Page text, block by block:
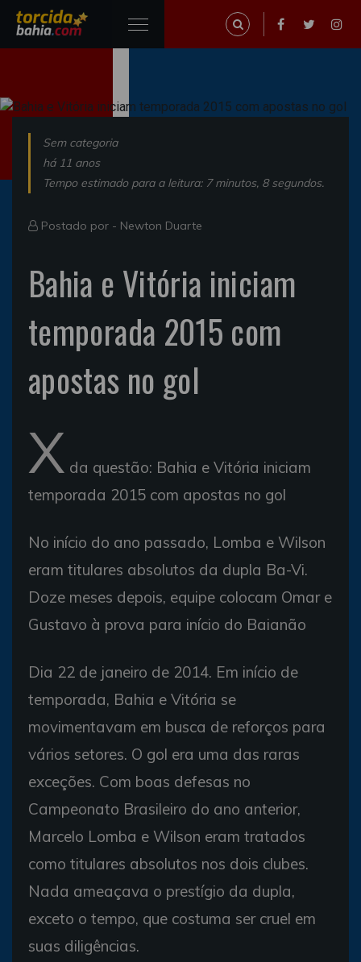
Sem categoria
há 11 anos
Tempo estimado para a leitura: 7 minutos, 8 segundos.
Postado por - Newton Duarte
Bahia e Vitória iniciam
temporada 2015 com
apostas no gol
X da questão: Bahia e Vitória iniciam
temporada 2015 com apostas no gol
No início do ano passado, Lomba e Wilson
eram titulares absolutos da dupla Ba-Vi.
Doze meses depois, equipe colocam Omar e
Gustavo à prova para início do Baianão
Dia 22 de janeiro de 2014. Em início de
temporada, Bahia e Vitória se
movimentavam em busca de reforços para
vários setores. O gol era uma das raras
exceções. Com boas defesas no
Campeonato Brasileiro do ano anterior,
Marcelo Lomba e Wilson eram tratados
como titulares absolutos nos dois clubes.
Nada ameaçava o prestígio da dupla,
exceto o tempo, que costuma ser cruel em
suas diligências.